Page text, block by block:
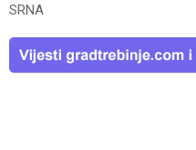
SRNA